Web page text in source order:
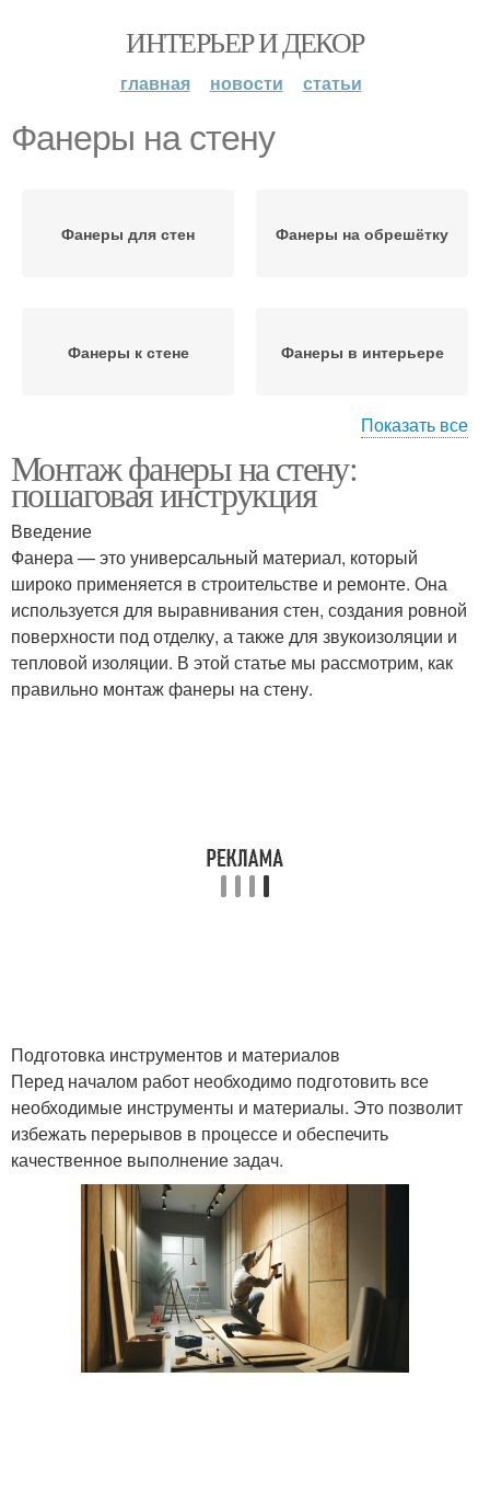
ИНТЕРЬЕР И ДЕКОР
главная новости статьи
Фанеры на стену
Фанеры для стен Фанеры на обрешётку
Фанеры к стене Фанеры в интерьере
Идеи с фанерой
Показать все
Монтаж фанеры на стену:
пошаговая инструкция
Введение
Фанера — это универсальный материал, который
широко применяется в строительстве и ремонте. Она
используется для выравнивания стен, создания ровной
поверхности под отделку, а также для звукоизоляции и
тепловой изоляции. В этой статье мы рассмотрим, как
правильно монтаж фанеры на стену.
Подготовка инструментов и материалов
Перед началом работ необходимо подготовить все
необходимые инструменты и материалы. Это позволит
избежать перерывов в процессе и обеспечить
качественное выполнение задач.